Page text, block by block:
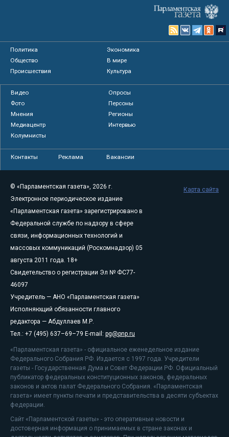
Политика
Экономика
Общество
В мире
Происшествия
Культура
Видео
Опросы
Фото
Персоны
Мнения
Регионы
Медиацентр
Интервью
Колумнисты
Контакты Реклама Вакансии
© «Парламентская газета», 2026 г.
Электронное периодическое издание
«Парламентская газета» зарегистрировано в
Федеральной службе по надзору в сфере
связи, информационных технологий и
массовых коммуникаций (Роскомнадзор) 05
августа 2011 года. 18+
Свидетельство о регистрации Эл № ФС77-
46097
Учредитель — АНО «Парламентская газета»
Исполняющий обязанности главного
редактора — Абдуллаев М.Р.
Тел.: +7 (495) 637–69–79 E-mail: pg@pnp.ru
«Парламентская газета» - официальное еженедельное издание
Федерального Собрания РФ. Издается с 1997 года. Учредители
газеты - Государственная Дума и Совет Федерации РФ. Официальный
публикатор федеральных конституционных законов, федеральных
законов и актов палат Федерального Собрания. «Парламентская
газета» имеет пункты печати и представительства в десяти субъектах
федерации.
Сайт «Парламентской газеты» - это оперативные новости и
достоверная информация о принимаемых в стране законах и
Карта сайта